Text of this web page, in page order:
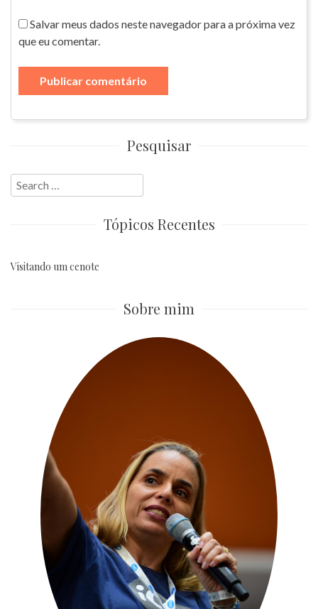
Salvar meus dados neste navegador para a próxima vez
que eu comentar.
Pesquisar
Search
for:
Tópicos Recentes
Visitando um cenote
Sobre mim